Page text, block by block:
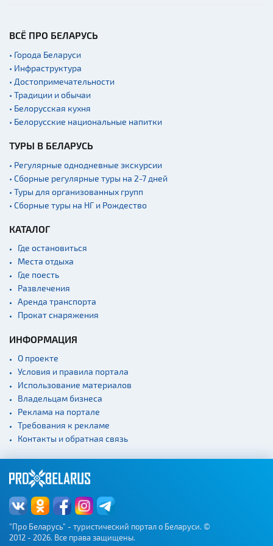
Квесты
Спортинг-клубы и тиры
Ратуши
Родовые усадьбы
Садово-парковая
Памятники известным
людям
Театры
Начало и окончание
Спортивные
Веломаршруты
Аэропорты
Железнодорожные
ВСЁ ПРО БЕЛАРУСЬ
• Города Беларуси
• Инфраструктура
• Достопримечательности
• Традиции и обычаи
• Белорусская кухня
• Белорусские национальные напитки
ТУРЫ В БЕЛАРУСЬ
• Регулярные однодневные экскурсии
• Сборные регулярные туры на 2-7 дней
• Туры для организованных групп
• Сборные туры на НГ и Рождество
КАТАЛОГ
Где остановиться
Места отдыха
Где поесть
Развлечения
Аренда транспорта
Прокат снаряжения
ИНФОРМАЦИЯ
О проекте
Условия и правила портала
Использование материалов
Владельцам бизнеса
Реклама на портале
Требования к рекламе
Контакты и обратная связь
"Про Беларусь" - туристический портал о Беларуси. ©
2012 - 2026. Все права защищены.